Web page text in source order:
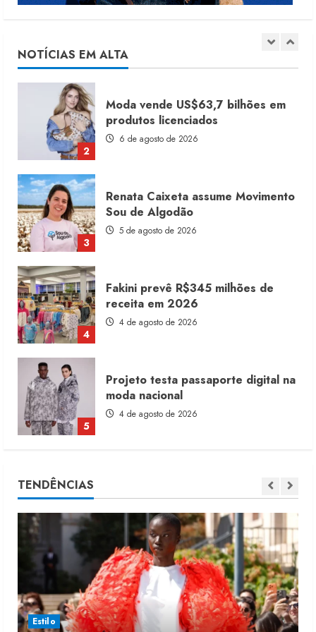
NOTÍCIAS EM ALTA
1
7 de agosto de 2026
2
Moda vende US$63,7 bilhões em
produtos licenciados
6 de agosto de 2026
3
Renata Caixeta assume Movimento
Sou de Algodão
5 de agosto de 2026
4
Fakini prevê R$345 milhões de
receita em 2026
4 de agosto de 2026
5
Projeto testa passaporte digital na
moda nacional
4 de agosto de 2026
1
2
Moda vende US$63,7 bilhões em
produtos licenciados
6 de agosto de 2026
TENDÊNCIAS
Estilo